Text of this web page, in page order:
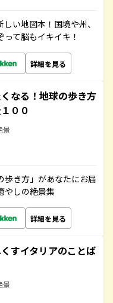
い地図本！国境や州、
て脳もイキイキ！
詳細を見る
なる！地球の歩き方
００
景
歩き方」があなたにお届
やしの絶景集
詳細を見る
すイタリアのことば
景